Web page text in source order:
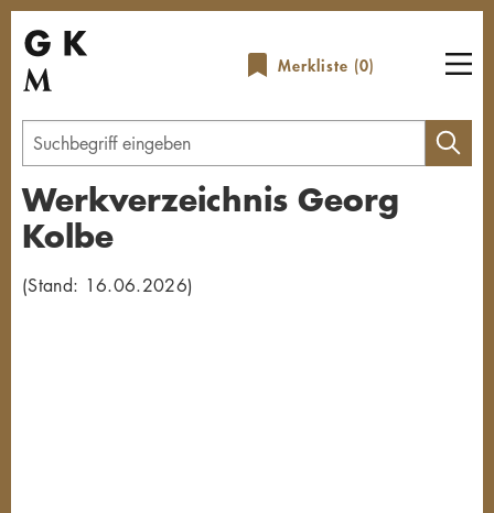
Direkt
zum
Inhalt
Merkliste (0)
Geben
Sie
einen
Suchbegriff
Werkverzeichnis Georg
Kolbe
(Stand: 16.06.2026)